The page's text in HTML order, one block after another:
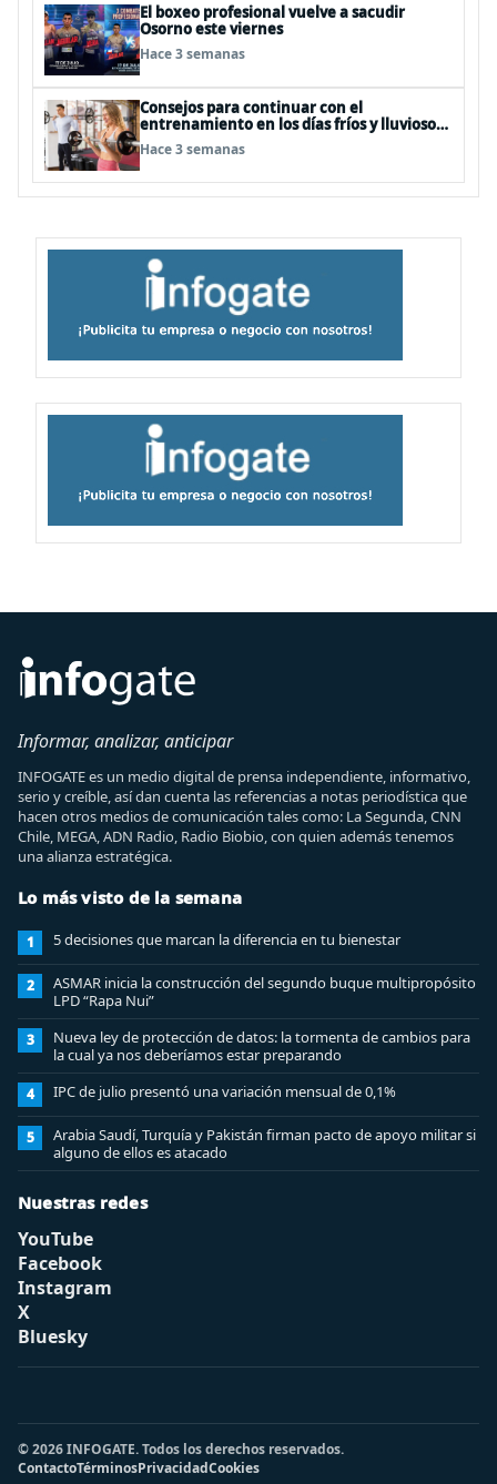
El boxeo profesional vuelve a sacudir
Osorno este viernes
Hace 3 semanas
Consejos para continuar con el
entrenamiento en los días fríos y lluviosos
de invierno
Hace 3 semanas
Informar, analizar, anticipar
INFOGATE es un medio digital de prensa independiente, informativo,
serio y creíble, así dan cuenta las referencias a notas periodística que
hacen otros medios de comunicación tales como: La Segunda, CNN
Chile, MEGA, ADN Radio, Radio Biobio, con quien además tenemos
una alianza estratégica.
Lo más visto de la semana
1 5 decisiones que marcan la diferencia en tu bienestar
2
ASMAR inicia la construcción del segundo buque multipropósito
LPD “Rapa Nui”
3
Nueva ley de protección de datos: la tormenta de cambios para
la cual ya nos deberíamos estar preparando
4 IPC de julio presentó una variación mensual de 0,1%
5
Arabia Saudí, Turquía y Pakistán firman pacto de apoyo militar si
alguno de ellos es atacado
Nuestras redes
YouTube
Facebook
Instagram
X
Bluesky
© 2026 INFOGATE. Todos los derechos reservados.
ContactoTérminosPrivacidadCookies